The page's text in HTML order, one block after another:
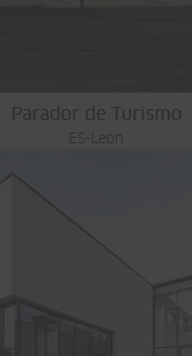
Parador de Turismo
ES-León